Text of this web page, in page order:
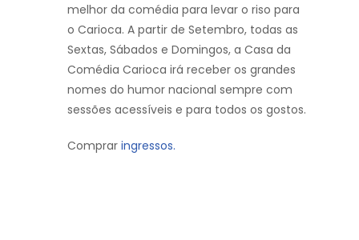
melhor da comédia para levar o riso para
o Carioca. A partir de Setembro, todas as
Sextas, Sábados e Domingos, a Casa da
Comédia Carioca irá receber os grandes
nomes do humor nacional sempre com
sessões acessíveis e para todos os gostos.
Comprar ingressos.